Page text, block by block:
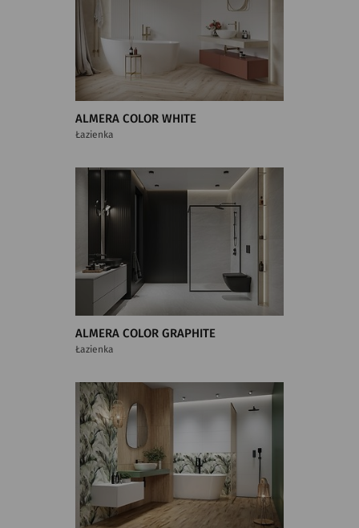
ALMERA COLOR WHITE
Łazienka
ALMERA COLOR GRAPHITE
Łazienka